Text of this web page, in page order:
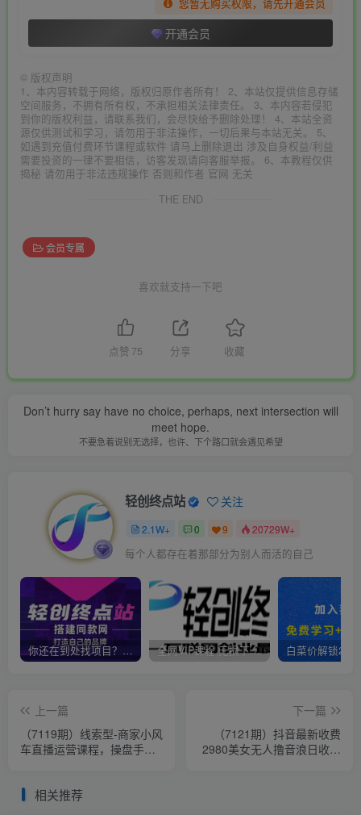
您暂无购买权限，请先开通会员
开通会员
© 版权声明
1、本内容转载于网络，版权归原作者所有！ 2、本站仅提供信息存储
空间服务，不拥有所有权，不承担相关法律责任。 3、本内容若侵犯
到你的版权利益，请联系我们，会尽快给予删除处理！ 4、本站全资
源仅供测试和学习，请勿用于非法操作，一切后果与本站无关。 5、
如遇到充值付费环节课程或软件 请马上删除退出 涉及自身权益/利益
需要投资的一律不要相信，访客发现请向客服举报。 6、本教程仅供
揭秘 请勿用于非法违规操作 否则和作者 官网 无关
THE END
会员专属
喜欢就支持一下吧
点赞 75 分享 收藏
Don’t hurry say have no choice, perhaps, next intersection will
meet hope.
不要急着说别无选择，也许、下个路口就会遇见希望
轻创终点站 关注
2.1W+ 0 9 20729W+
每个人都存在着那部分为别人而活的自己
你还在到处找项目？还在当韭菜？我靠卖项目一个月收入5万+，曾经我也是个失败者。 全网VIP课程 无损下载~
上一篇
（7119期）线索型-商家小风
车直播运营课程，操盘手助
下一篇
（7121期）抖音最新收费
2980美女无人撸音浪日收益
相关推荐